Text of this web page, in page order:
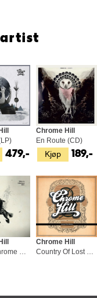
479,- Kjøp
Chrome Hill
En Route (CD)
189,-
Chrome Hill